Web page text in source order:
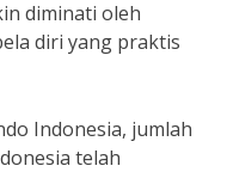
diminati oleh
diri yang praktis
Indonesia, jumlah
telah